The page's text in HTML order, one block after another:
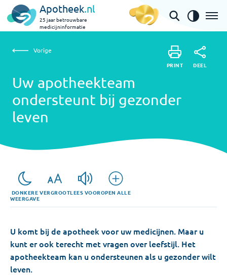
Apotheek.nl
25 jaar betrouwbare
medicijninformatie
Uw apotheekteam ondersteunt bij gezonder leven
Vorige
Uw apotheekteam
ondersteunt bij gezonder
leven
PRINT DEEL
DONKERE
WEERGAVE
VERGROOTLEES VOOROPEN ALLE
U komt bij de apotheek voor uw medicijnen. Maar u
kunt er ook terecht met vragen over leefstijl. Het
apotheekteam kan u ondersteunen als u gezonder wilt
leven.